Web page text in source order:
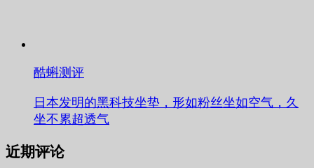
酷蝌测评
日本发明的黑科技坐垫，形如粉丝坐如空气，久
坐不累超透气
近期评论